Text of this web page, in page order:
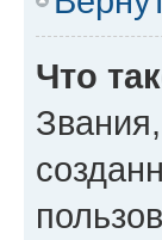
Что